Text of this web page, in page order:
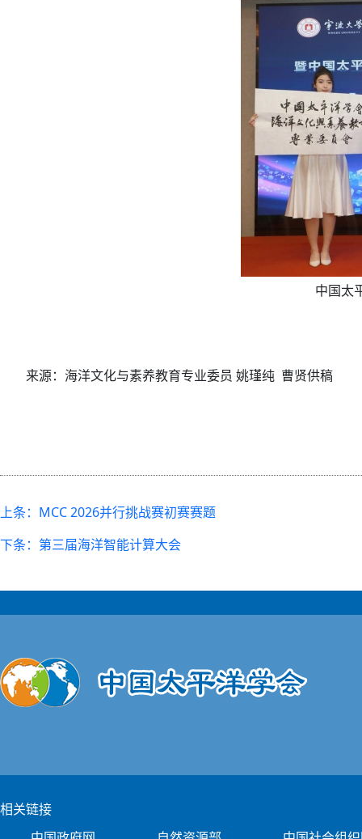
中国太
来源：海洋文化与素养教育专业委员 姚瑾纯 曹贤供稿
上条：MCC 2026并行挑战赛初赛赛题
下条：第三届海洋智能计算大会
相关链接